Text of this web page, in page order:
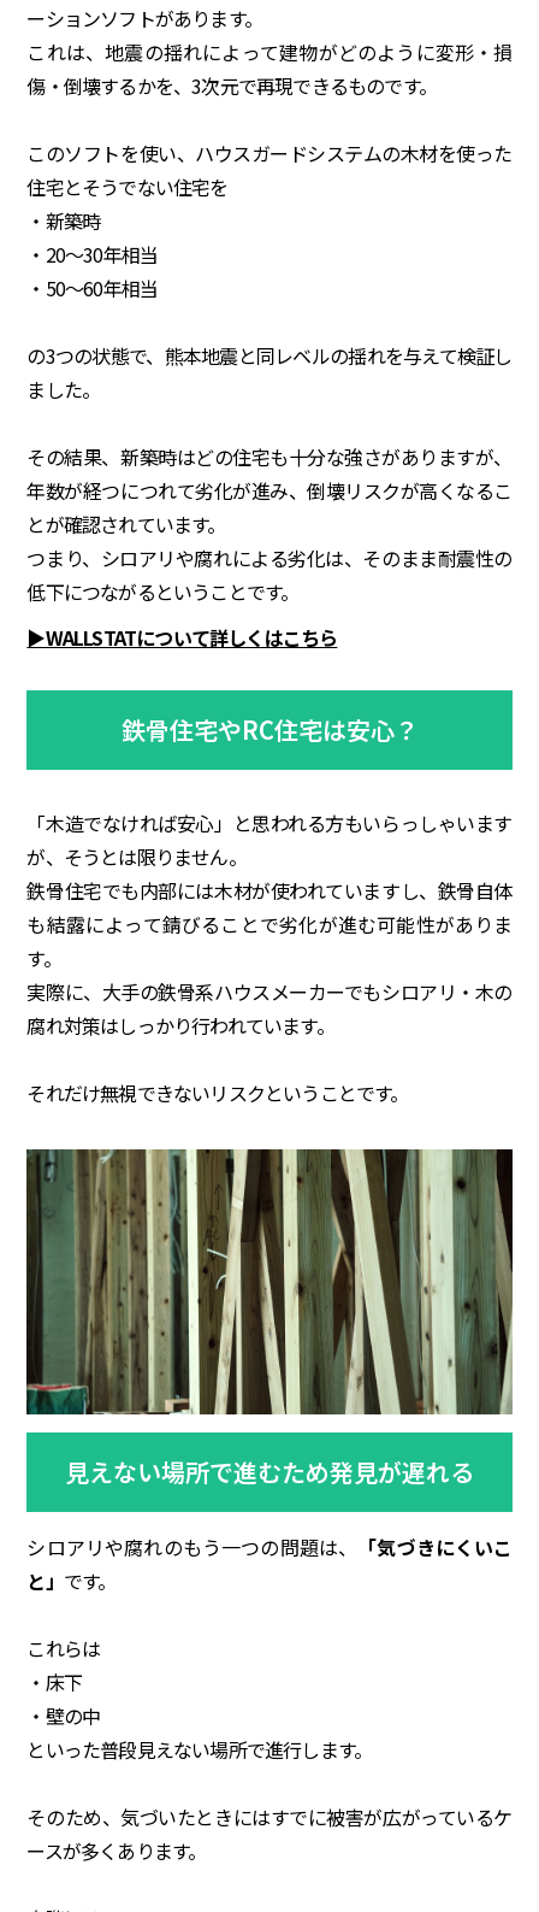
ーションソフトがあります。
これは、地震の揺れによって建物がどのように変形・損
傷・倒壊するかを、3次元で再現できるものです。
このソフトを使い、ハウスガードシステムの木材を使った
住宅とそうでない住宅を
・新築時
・20～30年相当
・50～60年相当
の3つの状態で、熊本地震と同レベルの揺れを与えて検証し
ました。
その結果、新築時はどの住宅も十分な強さがありますが、
年数が経つにつれて劣化が進み、倒壊リスクが高くなるこ
とが確認されています。
つまり、シロアリや腐れによる劣化は、そのまま耐震性の
低下につながるということです。
▶WALLSTATについて詳しくはこちら
鉄骨住宅やRC住宅は安心？
「木造でなければ安心」と思われる方もいらっしゃいます
が、そうとは限りません。
鉄骨住宅でも内部には木材が使われていますし、鉄骨自体
も結露によって錆びることで劣化が進む可能性がありま
す。
実際に、大手の鉄骨系ハウスメーカーでもシロアリ・木の
腐れ対策はしっかり行われています。
それだけ無視できないリスクということです。
見えない場所で進むため発見が遅れる
シロアリや腐れのもう一つの問題は、
「気づきにくいこ
と」 です。
これらは
・床下
・壁の中
といった普段見えない場所で進行します。
そのため、気づいたときにはすでに被害が広がっているケ
ースが多くあります。